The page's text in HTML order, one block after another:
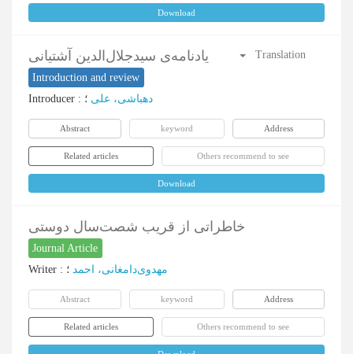
Download
یادنامه‌ی سیدجلال‌الدین آشتیانی
Introduction and review
Translation
Introducer : دهباشی، علی ؛
Abstract keyword Address
Related articles Others recommend to see
Download
خاطراتی از قریب شصت‌سال دوستی
Journal Article
Writer : مهدوی‌دامغانی، احمد ؛
Abstract keyword Address
Related articles Others recommend to see